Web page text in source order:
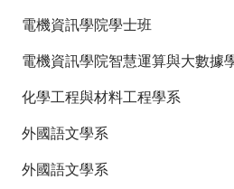
電機資訊學院學士班
電機資訊學院智慧運算與大數據
化學工程與材料工程學系
外國語文學系
外國語文學系